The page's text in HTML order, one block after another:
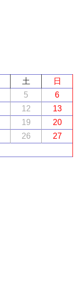
土
日
5
6
12
13
19
20
26
27